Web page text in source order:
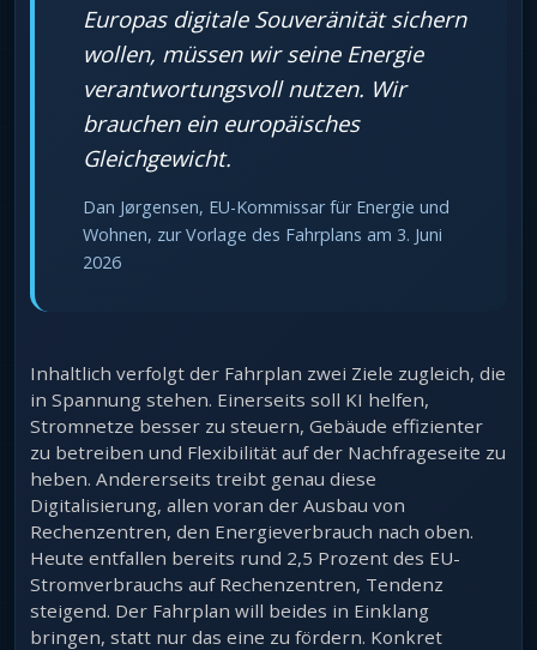
Europas digitale Souveränität sichern
wollen, müssen wir seine Energie
verantwortungsvoll nutzen. Wir
brauchen ein europäisches
Gleichgewicht.
Dan Jørgensen, EU-Kommissar für Energie und
Wohnen, zur Vorlage des Fahrplans am 3. Juni
2026
Inhaltlich verfolgt der Fahrplan zwei Ziele zugleich, die
in Spannung stehen. Einerseits soll KI helfen,
Stromnetze besser zu steuern, Gebäude effizienter
zu betreiben und Flexibilität auf der Nachfrageseite zu
heben. Andererseits treibt genau diese
Digitalisierung, allen voran der Ausbau von
Rechenzentren, den Energieverbrauch nach oben.
Heute entfallen bereits rund 2,5 Prozent des EU-
Stromverbrauchs auf Rechenzentren, Tendenz
steigend. Der Fahrplan will beides in Einklang
bringen, statt nur das eine zu fördern. Konkret